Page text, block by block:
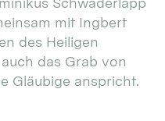
mit Ingbert
des Heiligen
das Grab von
Gläubige anspricht.